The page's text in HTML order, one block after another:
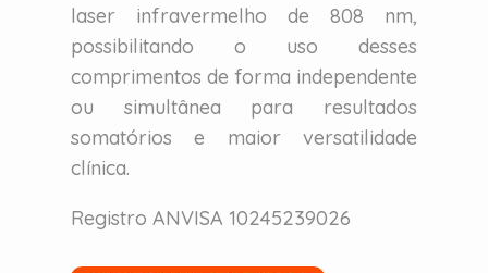
laser infravermelho de 808 nm,
possibilitando o uso desses
comprimentos de forma independente
ou simultânea para resultados
somatórios e maior versatilidade
clínica.
Registro ANVISA 10245239026